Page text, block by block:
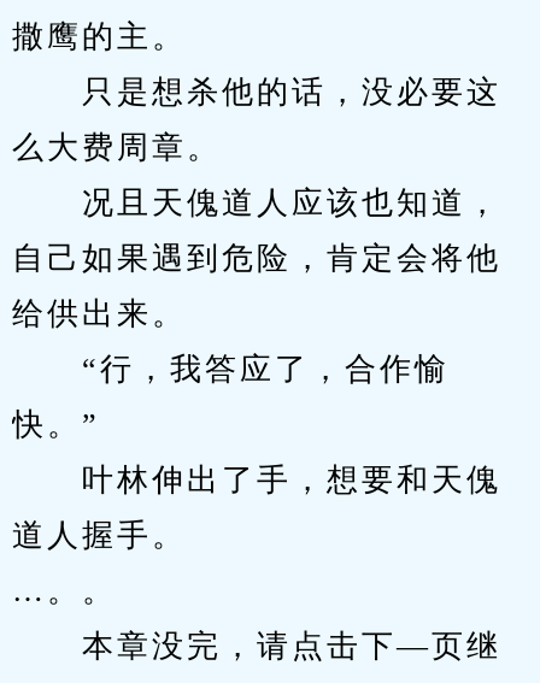
撒鹰的主。
只是想杀他的话，没必要这
么大费周章。
况且天傀道人应该也知道，
自己如果遇到危险，肯定会将他
给供出来。
“行，我答应了，合作愉
快。”
叶林伸出了手，想要和天傀
道人握手。
…。。
本章没完，请点击下—页继